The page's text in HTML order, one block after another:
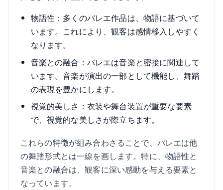
物語性：多くのバレエ作品は、物語に基づいて
います。これにより、観客は感情移入しやすく
なります。
音楽との融合：バレエは音楽と密接に関連して
います。音楽が演出の一部として機能し、舞踏
の表現を豊かにします。
視覚的美しさ：衣装や舞台装置が重要な要素
で、視覚的な美しさが際立ちます。
これらの特徴が組み合わさることで、バレエは他
の舞踏形式とは一線を画します。特に、物語性と
音楽との融合は、観客に深い感動を与える要素と
なっています。